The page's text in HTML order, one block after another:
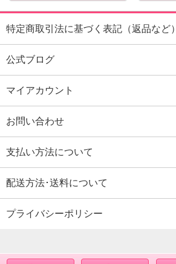
特定商取引法に基づく表記（返品など）
公式ブログ
マイアカウント
お問い合わせ
支払い方法について
配送方法･送料について
プライバシーポリシー